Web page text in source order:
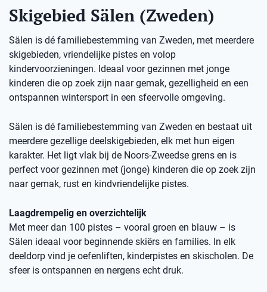
Skigebied Sälen (Zweden)
Sälen is dé familiebestemming van Zweden, met meerdere
skigebieden, vriendelijke pistes en volop
kindervoorzieningen. Ideaal voor gezinnen met jonge
kinderen die op zoek zijn naar gemak, gezelligheid en een
ontspannen wintersport in een sfeervolle omgeving.
Sälen is dé familiebestemming van Zweden en bestaat uit
meerdere gezellige deelskigebieden, elk met hun eigen
karakter. Het ligt vlak bij de Noors-Zweedse grens en is
perfect voor gezinnen met (jonge) kinderen die op zoek zijn
naar gemak, rust en kindvriendelijke pistes.
Laagdrempelig en overzichtelijk
Met meer dan 100 pistes – vooral groen en blauw – is
Sälen ideaal voor beginnende skiërs en families. In elk
deeldorp vind je oefenliften, kinderpistes en skischolen. De
sfeer is ontspannen en nergens echt druk.